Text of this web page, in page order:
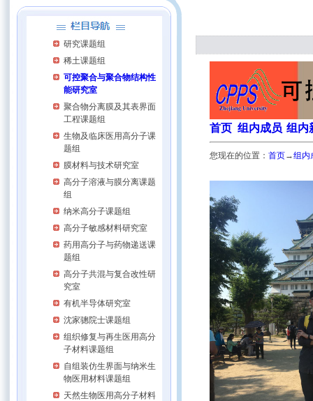
研究课题组
稀土课题组
可控聚合与聚合物结构性
能研究室
聚合物分离膜及其表界面
工程课题组
生物及临床医用高分子课
题组
膜材料与技术研究室
高分子溶液与膜分离课题
组
纳米高分子课题组
高分子敏感材料研究室
药用高分子与药物递送课
题组
高分子共混与复合改性研
究室
有机半导体研究室
沈家骢院士课题组
组织修复与再生医用高分
子材料课题组
自组装仿生界面与纳米生
物医用材料课题组
天然生物医用高分子材料
首页 组内成员 组内
您现在的位置： 首页→组内